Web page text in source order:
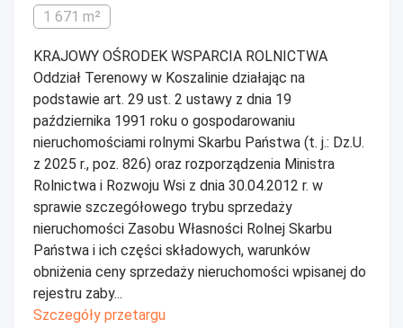
1 671 m²
KRAJOWY OŚRODEK WSPARCIA ROLNICTWA
Oddział Terenowy w Koszalinie działając na
podstawie art. 29 ust. 2 ustawy z dnia 19
października 1991 roku o gospodarowaniu
nieruchomościami rolnymi Skarbu Państwa (t. j.: Dz.U.
z 2025 r., poz. 826) oraz rozporządzenia Ministra
Rolnictwa i Rozwoju Wsi z dnia 30.04.2012 r. w
sprawie szczegółowego trybu sprzedaży
nieruchomości Zasobu Własności Rolnej Skarbu
Państwa i ich części składowych, warunków
obniżenia ceny sprzedaży nieruchomości wpisanej do
rejestru zaby...
Szczegóły przetargu